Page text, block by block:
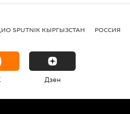
SPUTNIK КЫРГЫЗСТАН РОССИЯ
Дзен